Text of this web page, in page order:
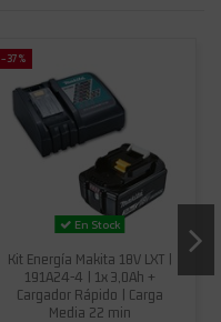
-37%
En Stock
Kit Energía Makita 18V LXT |
191A24-4 | 1x 3,0Ah +
Cargador Rápido | Carga
Media 22 min